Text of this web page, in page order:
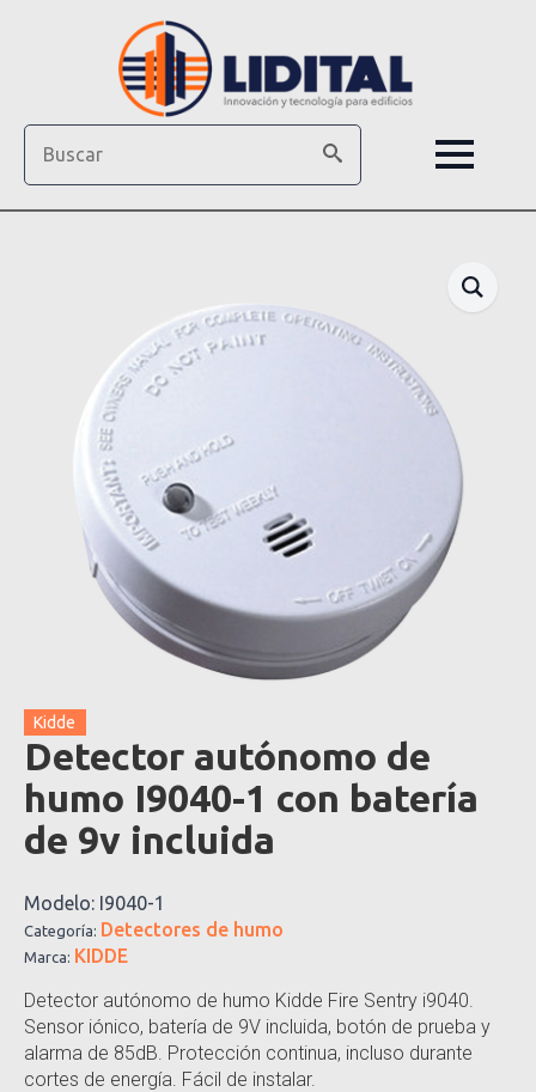
Kidde
Detector autónomo de
humo I9040-1 con batería
de 9v incluida
Modelo: I9040-1
Categoría: Detectores de humo
Marca: KIDDE
Detector autónomo de humo Kidde Fire Sentry i9040.
Sensor iónico, batería de 9V incluida, botón de prueba y
alarma de 85dB. Protección continua, incluso durante
cortes de energía. Fácil de instalar.